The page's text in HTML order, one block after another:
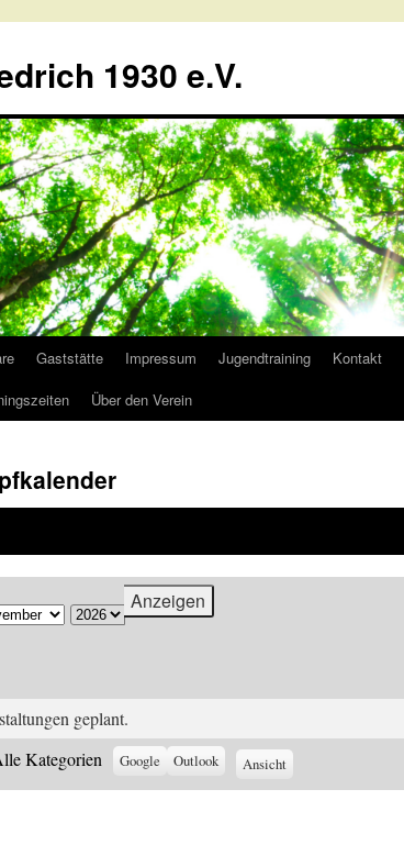
1930 e.V.
Gaststätte Impressum Jugendtraining Kontakt
Über den Verein
geplant.
Kategorien
Eintragen
Google
Eintragen
Outlook Ansicht